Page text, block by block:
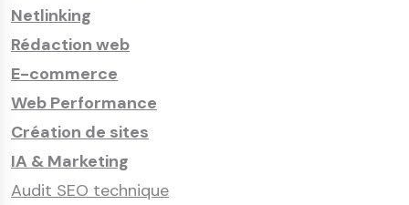
Netlinking
Rédaction web
E-commerce
Web Performance
Création de sites
IA & Marketing
Audit SEO technique